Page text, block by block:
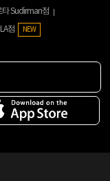
타 Sudirman점
점 NEW